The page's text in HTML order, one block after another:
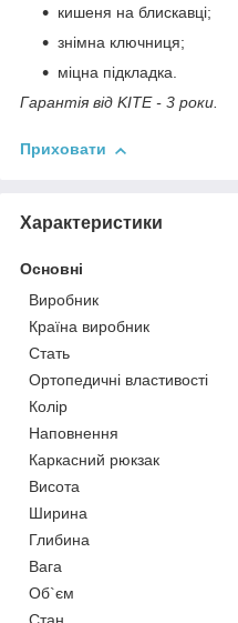
кишеня на блискавці;
знімна ключниця;
міцна підкладка.
Гарантія від KITE - 3 роки.
Приховати
Характеристики
Основні
Виробник
Країна виробник
Стать
Ортопедичні властивості
Колір
Наповнення
Каркасний рюкзак
Висота
Ширина
Глибина
Вага
Об`єм
Стан